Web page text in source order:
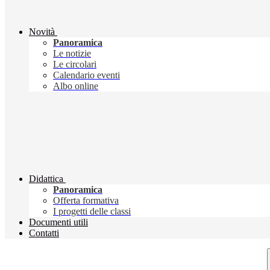
Novità
Panoramica
Le notizie
Le circolari
Calendario eventi
Albo online
Didattica
Panoramica
Offerta formativa
I progetti delle classi
Documenti utili
Contatti